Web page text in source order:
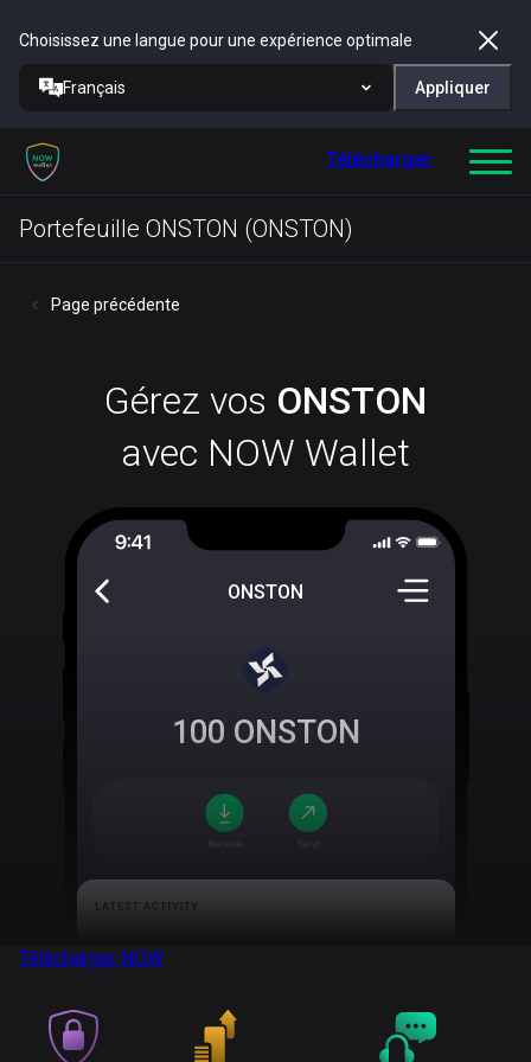
Choisissez une langue pour une expérience optimale
Français Appliquer
Télécharger
Portefeuille ONSTON (ONSTON)
Page précédente
Gérez vos ONSTON
avec NOW Wallet
ONSTON
100 ONSTON
Télécharger NOW